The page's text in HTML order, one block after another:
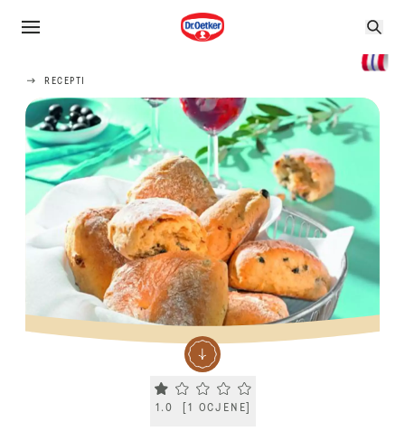
RECEPTI
Current rating 1.0. Click to rate.
1.0 1 OCJENE